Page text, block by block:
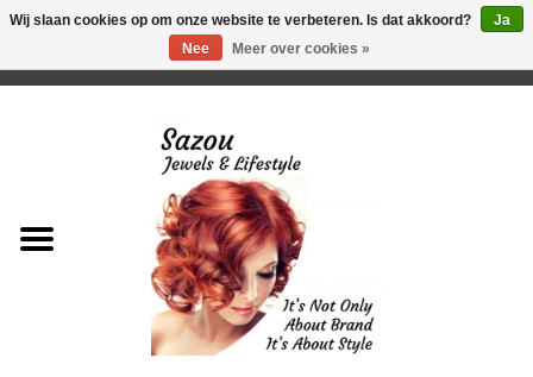
Just for Him
Wij slaan cookies op om onze website te verbeteren. Is dat akkoord?
Ja
Nee
Meer over cookies »